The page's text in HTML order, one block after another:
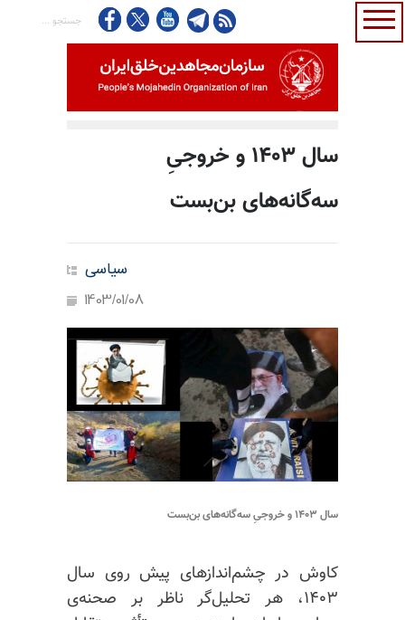
سال ۱۴۰۳ و خروجیِ
سه‌گانه‌های بن‌بست
سیاسی
1403/01/08
سال ۱۴۰۳ و خروجیِ سه‌گانه‌های بن‌بست
کاوش در چشم‌اندازهای پیش روی سال
۱۴۰۳، هر تحلیل‌گر ناظر بر صحنه‌ی